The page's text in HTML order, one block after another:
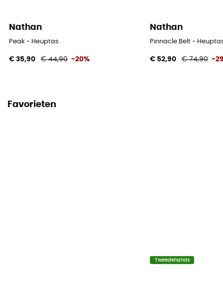
Nathan
Peak - Heuptas
€ 35,90 € 44,90 -20%
Nathan
Pinnacle Belt -
€ 52,90 € 74,90 -
Favorieten
Tweedehands